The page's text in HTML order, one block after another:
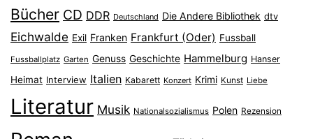
Bücher CD DDR Deutschland Die Andere Bibliothek dtv
Eichwalde Exil Franken Frankfurt (Oder) Fussball
Fussballplatz Garten Genuss Geschichte Hammelburg Hanser
Heimat Interview Italien Kabarett Konzert Krimi Kunst Liebe
Literatur Musik Nationalsozialismus Polen Rezension